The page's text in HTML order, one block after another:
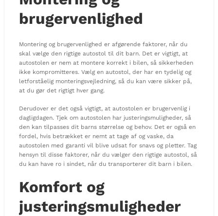
brugervenlighed
Montering og brugervenlighed er afgørende faktorer, når du
skal vælge den rigtige autostol til dit barn. Det er vigtigt, at
autostolen er nem at montere korrekt i bilen, så sikkerheden
ikke kompromitteres. Vælg en autostol, der har en tydelig og
letforståelig monteringsvejledning, så du kan være sikker på,
at du gør det rigtigt hver gang.
Derudover er det også vigtigt, at autostolen er brugervenlig i
dagligdagen. Tjek om autostolen har justeringsmuligheder, så
den kan tilpasses dit barns størrelse og behov. Det er også en
fordel, hvis betrækket er nemt at tage af og vaske, da
autostolen med garanti vil blive udsat for snavs og pletter. Tag
hensyn til disse faktorer, når du vælger den rigtige autostol, så
du kan have ro i sindet, når du transporterer dit barn i bilen.
Komfort og
justeringsmuligheder